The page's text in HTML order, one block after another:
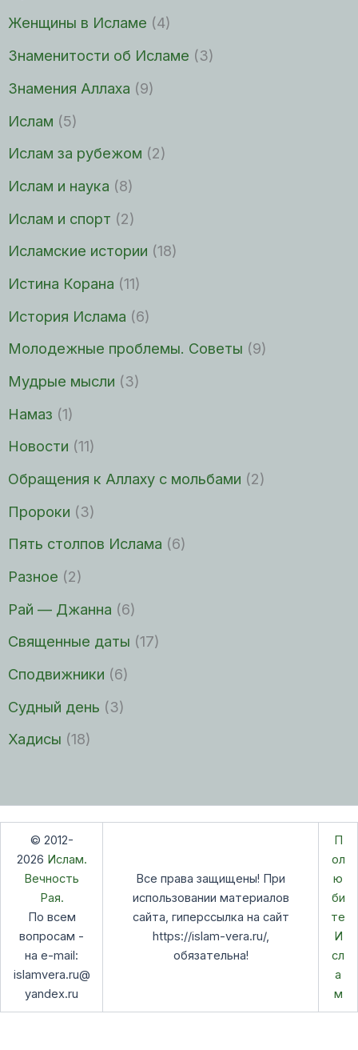
Женщины в Исламе (4)
Знаменитости об Исламе (3)
Знамения Аллаха (9)
Ислам (5)
Ислам за рубежом (2)
Ислам и наука (8)
Ислам и спорт (2)
Исламские истории (18)
Истина Корана (11)
История Ислама (6)
Молодежные проблемы. Советы (9)
Мудрые мысли (3)
Намаз (1)
Новости (11)
Обращения к Аллаху с мольбами (2)
Пророки (3)
Пять столпов Ислама (6)
Разное (2)
Рай — Джанна (6)
Священные даты (17)
Сподвижники (6)
Судный день (3)
Хадисы (18)
© 2012-
2026 Ислам.
Вечность
Рая.
По всем
вопросам -
на e-mail:
islamvera.ru@
yandex.ru
Все права защищены! При
использовании материалов
сайта, гиперссылка на сайт
https://islam-vera.ru/,
обязательна!
П
ол
ю
би
те
И
сл
а
м